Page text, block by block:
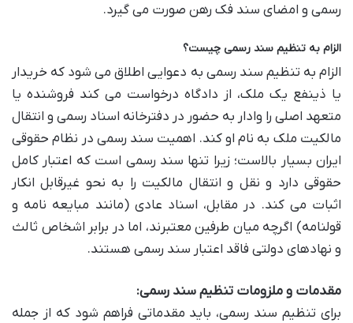
رسمی و امضای سند فک رهن صورت می گیرد.
الزام به تنظیم سند رسمی چیست؟
الزام به تنظیم سند رسمی به دعوایی اطلاق می شود که خریدار
یا ذینفع یک ملک، از دادگاه درخواست می کند فروشنده یا
متعهد اصلی را وادار به حضور در دفترخانه اسناد رسمی و انتقال
مالکیت ملک به نام او کند. اهمیت سند رسمی در نظام حقوقی
ایران بسیار بالاست؛ زیرا تنها سند رسمی است که اعتبار کامل
حقوقی دارد و نقل و انتقال مالکیت را به نحو غیرقابل انکار
اثبات می کند. در مقابل، اسناد عادی (مانند مبایعه نامه و
قولنامه) اگرچه میان طرفین معتبرند، اما در برابر اشخاص ثالث
و نهادهای دولتی فاقد اعتبار سند رسمی هستند.
مقدمات و ملزومات تنظیم سند رسمی:
برای تنظیم سند رسمی، باید مقدماتی فراهم شود که از جمله